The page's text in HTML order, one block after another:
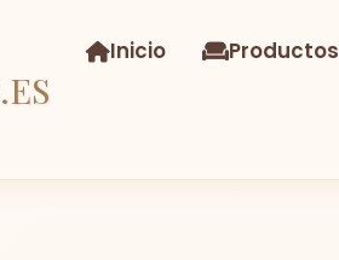
.ES
Inicio Productos